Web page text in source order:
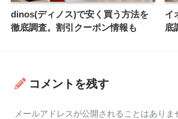
dinos(ディノス)で安く買う方法を
徹底調査。割引クーポン情報も
イ
底
コメントを残す
メールアドレスが公開されることはありま